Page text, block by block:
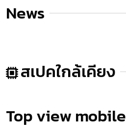
News
สเปคใกล้เคียง
Top view mobile